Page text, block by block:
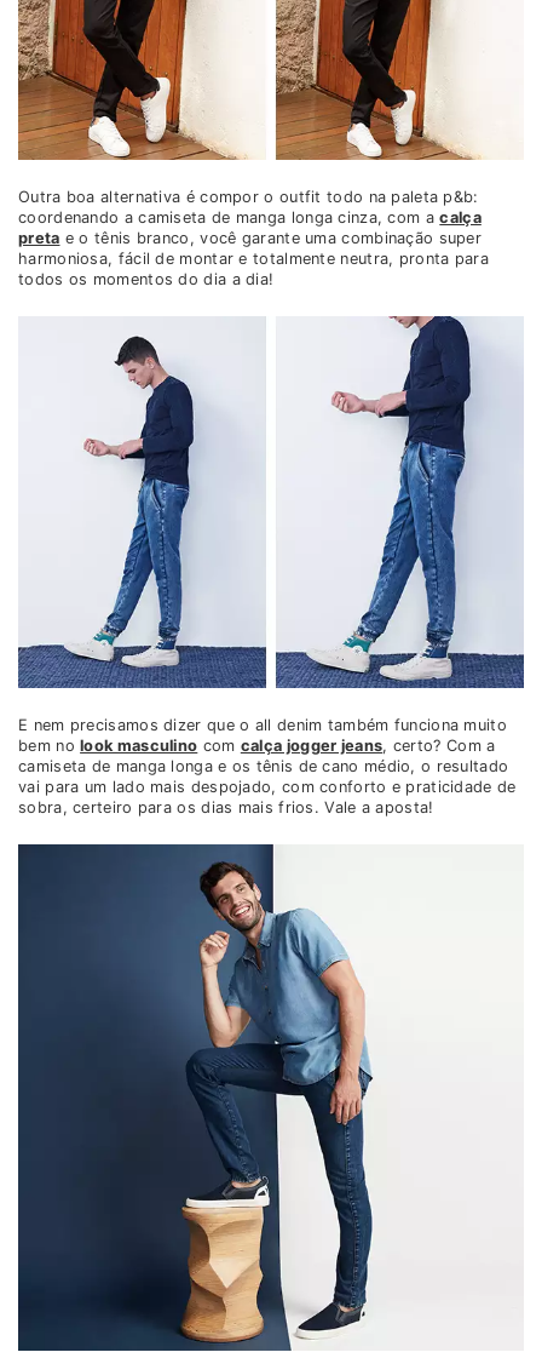
Outra boa alternativa é compor o outfit todo na paleta p&b:
coordenando a camiseta de manga longa cinza, com acalça
preta e o tênis branco, você garante uma combinação super
harmoniosa, fácil de montar e totalmente neutra, pronta para
todos os momentos do dia a dia!
E nem precisamos dizer que o all denim também funciona muito
bem nolook masculino com calça jogger jeans, certo? Com a
camiseta de manga longa e os tênis de cano médio, o resultado
vai para um lado mais despojado, com conforto e praticidade de
sobra, certeiro para os dias mais frios. Vale a aposta!